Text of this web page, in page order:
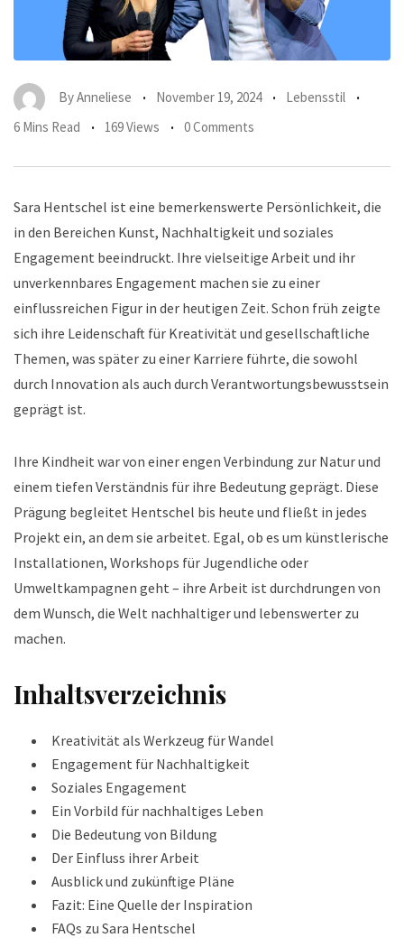
ByAnneliese November 19, 2024
Lebensstil
6 Mins Read
169 Views 0 Comments
Sara Hentschel ist eine bemerkenswerte Persönlichkeit, die
in den Bereichen Kunst, Nachhaltigkeit und soziales
Engagement beeindruckt. Ihre vielseitige Arbeit und ihr
unverkennbares Engagement machen sie zu einer
einflussreichen Figur in der heutigen Zeit. Schon früh zeigte
sich ihre Leidenschaft für Kreativität und gesellschaftliche
Themen, was später zu einer Karriere führte, die sowohl
durch Innovation als auch durch Verantwortungsbewusstsein
geprägt ist.
Ihre Kindheit war von einer engen Verbindung zur Natur und
einem tiefen Verständnis für ihre Bedeutung geprägt. Diese
Prägung begleitet Hentschel bis heute und fließt in jedes
Projekt ein, an dem sie arbeitet. Egal, ob es um künstlerische
Installationen, Workshops für Jugendliche oder
Umweltkampagnen geht – ihre Arbeit ist durchdrungen von
dem Wunsch, die Welt nachhaltiger und lebenswerter zu
machen.
Inhaltsverzeichnis
Kreativität als Werkzeug für Wandel
Engagement für Nachhaltigkeit
Soziales Engagement
Ein Vorbild für nachhaltiges Leben
Die Bedeutung von Bildung
Der Einfluss ihrer Arbeit
Ausblick und zukünftige Pläne
Fazit: Eine Quelle der Inspiration
FAQs zu Sara Hentschel